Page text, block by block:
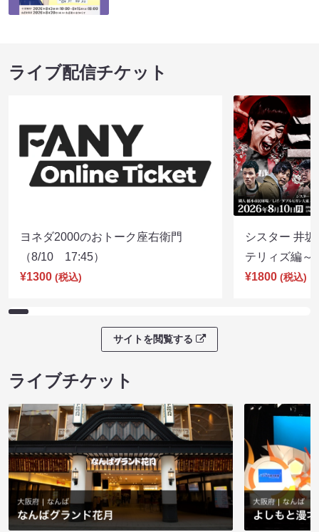
ライブ配信チケット
ヨネダ2000のおトーク座右衛門
（8/10 17:45）
¥1300 (税込)
シスター 井
テリィズ編
¥1800 (税込)
サイトを閲覧する
ライブチケット